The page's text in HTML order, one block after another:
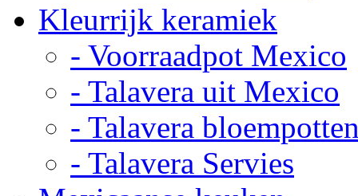
Kleurrijk keramiek
- Voorraadpot Mexico
- Talavera uit Mexico
- Talavera
- Talavera Servies